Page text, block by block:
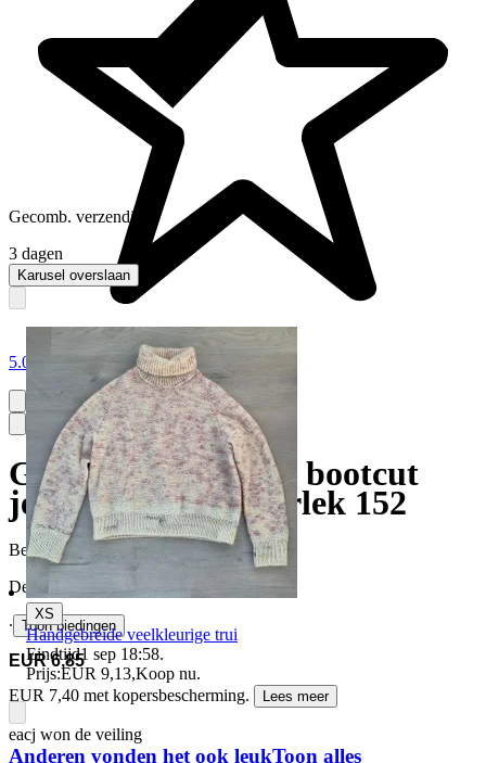
5.0
Gina young flare & bootcut
jeans blå jeans, storlek 152
Beëindigd
13 jun 22:04
Definitieve prijs
∙ Toon biedingen
EUR 6,85
EUR 7,40 met kopersbescherming.
Lees meer
eacj won de veiling
Gecomb. verzending
3 dagen
Karusel overslaan
XS
Handgebreide veelkleurige trui
Eindtijd1 sep 18:58.
Prijs:EUR 9,13,Koop nu.
Anderen vonden het ook leukToon alles